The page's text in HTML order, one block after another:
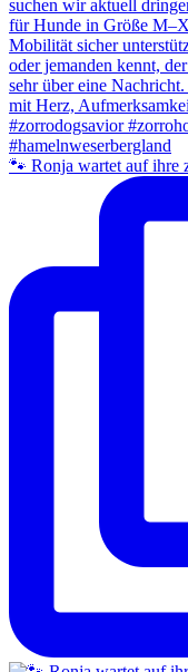
🐾 Ronja wartet auf ihre